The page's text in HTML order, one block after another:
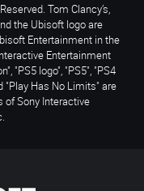
Tom Clancy’s,
the Ubisoft logo are
Entertainment in the
Entertainment
"PS5 logo", "PS5", "PS4
"Play Has No Limits" are
of Sony Interactive